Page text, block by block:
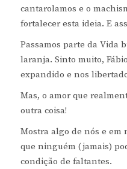
cantarolamos e o
fortalecer esta ideia. E
Passamos parte da Vida
laranja. Sinto muito,
expandido e nos
Mas, o amor que
outra coisa!
Mostra algo de nós e em
que ninguém (jamais)
condição de faltantes.